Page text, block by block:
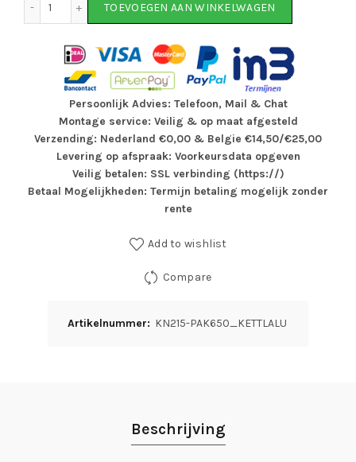
TOEVOEGEN AAN WINKELWAGEN
Persoonlijk Advies: Telefoon, Mail & Chat
Montage service: Veilig & op maat afgesteld
Verzending: Nederland €0,00 & Belgie €14,50/€25,00
Levering op afspraak: Voorkeursdata opgeven
Veilig betalen: SSL verbinding (https://)
Betaal Mogelijkheden: Termijn betaling mogelijk zonder
rente
Add to wishlist
Compare
Artikelnummer: KN215-PAK650_KETTLALU
Beschrijving